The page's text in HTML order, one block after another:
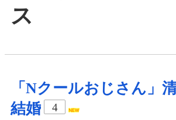
ス
「Nクールおじさん」
結婚
4